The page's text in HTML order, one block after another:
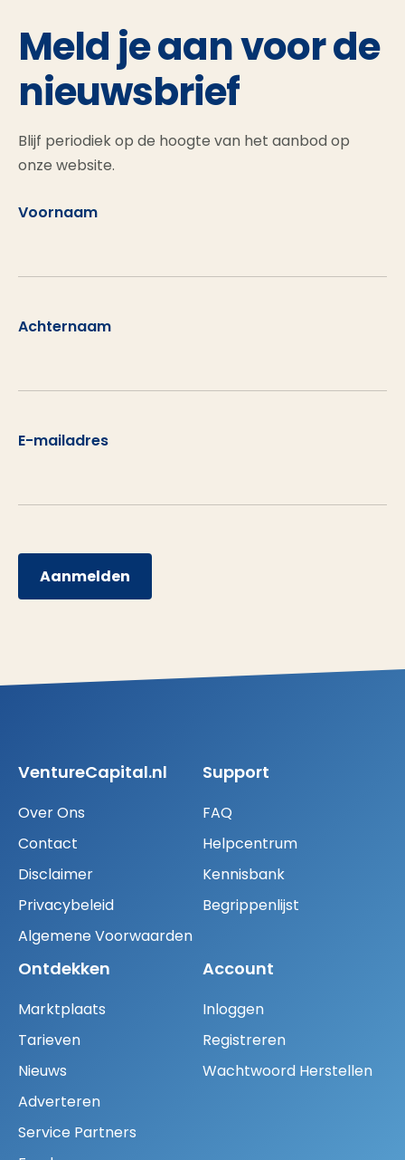
Meld je aan voor de
nieuwsbrief
Blijf periodiek op de hoogte van het aanbod op
onze website.
Voornaam
Achternaam
E-mailadres
Aanmelden
VentureCapital.nl
Over Ons
Contact
Disclaimer
Privacybeleid
Algemene Voorwaarden
Support
FAQ
Helpcentrum
Kennisbank
Begrippenlijst
Ontdekken
Marktplaats
Tarieven
Nieuws
Adverteren
Service Partners
Account
Inloggen
Registreren
Wachtwoord Herstellen